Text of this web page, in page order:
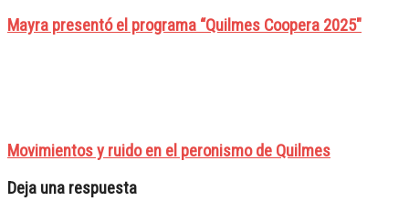
Mayra presentó el programa “Quilmes Coopera 2025"
Movimientos y ruido en el peronismo de Quilmes
Deja una respuesta